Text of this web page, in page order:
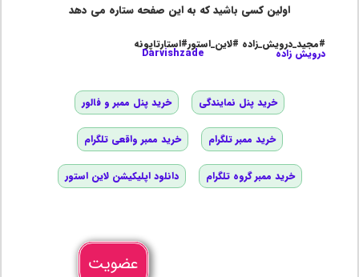
اولین کسی باشید که به این صفحه ستاره می دهد
#مجید_درویش_زاده #لاین_استور#استارتاپونه
درویش زاده Darvishzade
خرید پنل نمایندگی خرید پنل ممبر و فالور
خرید ممبر تلگرام خرید ممبر واقعی تلگرام
خرید ممبر گروه تلگرام دانلود اپلیکیشن لاین استور
عضویت